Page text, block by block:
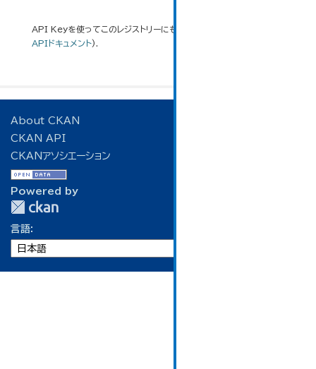
API Keyを使ってこのレジストリーにもアクセス可能です
APIドキュメント).
About CKAN
CKAN API
CKANアソシエーション
Powered by
言語